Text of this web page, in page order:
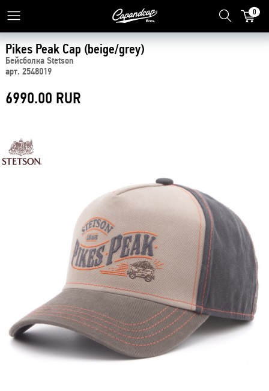
0
Pikes Peak Cap (beige/grey)
Бейсболка Stetson
арт. 2548019